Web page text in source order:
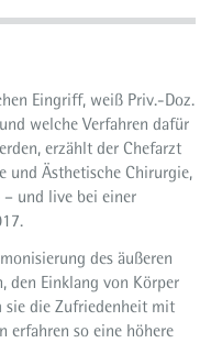
Eingriff, weiß Priv.-Doz.
welche Verfahren dafür
erzählt der Chefarzt
und Ästhetische Chirurgie,
und live bei einer
des äußeren
den Einklang von Körper
sie die Zufriedenheit mit
erfahren so eine höhere